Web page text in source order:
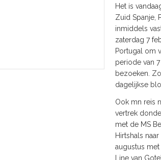
Het is
Zuid Spanje,
inmiddels
zaterdag 7
Portugal om
periode van
bezoeken.
dagelijkse
Ook mn reis
vertrek
met de MS
Hirtshals
augustus met
Line van